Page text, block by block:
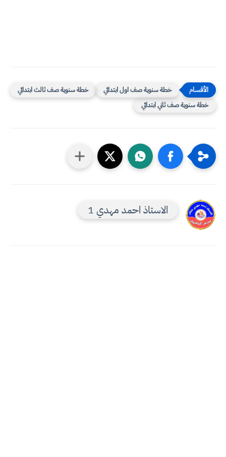
خطة سنوية صف اول ابتدائي
خطة سنوية صف ثالث ابتدائي
خطة سنوية صف ثاني ابتدائي
الاستاذ احمد مهدي 1